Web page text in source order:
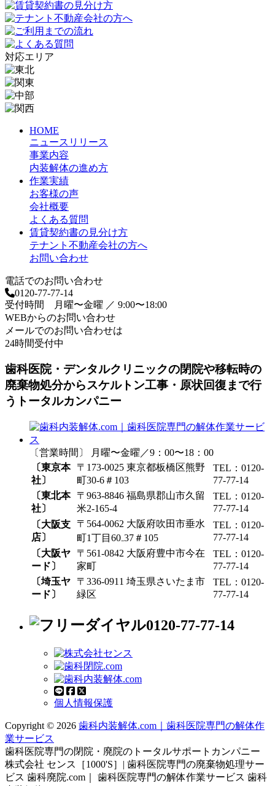
対応エリア
HOME
ニュースリリース
事業内容
内装解体の進め方
作業実績
お客様の声
会社概要
よくある質問
賃貸契約書の見分け方
テナント不動産会社の方へ
お問い合わせ
電話でのお問い合わせ
0120-77-77-14
受付時間 月曜〜金曜 ／ 9:00〜18:00
WEBからのお問い合わせ
メールでのお問い合わせは
24時間受付中
歯科医院・デンタルクリニックの閉院や移転時の
廃棄物処分からスケルトン工事・原状回復まで行
うトータルカンパニー
〔営業時間〕 月曜〜金曜／9：00〜18：00
〔東京本
社〕
〒173-0025 東京都板橋区熊野
町30-6＃103
TEL：0120-
77-77-14
〔東北本
社〕
〒963-8846 福島県郡山市久留
米2-165-4
TEL：0120-
77-77-14
〔大阪支
店〕
〒564-0062 大阪府吹田市垂水
町1丁目60₋37＃105
TEL：0120-
77-77-14
〔大阪ヤ
ード〕
〒561-0842 大阪府豊中市今在
家町
TEL：0120-
77-77-14
〔埼玉ヤ
ード〕
〒336-0911 埼玉県さいたま市
緑区
TEL：0120-
77-77-14
0120-77-77-14
個人情報保護
Copyright © 2026 歯科内装解体.com｜歯科医院専門の解体作
業サービス
歯科医院専門の閉院・廃院のトータルサポートカンパニー
株式会社 センス［1000'S］| 歯科医院専門の廃棄物処理サー
ビス 歯科廃院.com｜ 歯科医院専門の解体作業サービス 歯科